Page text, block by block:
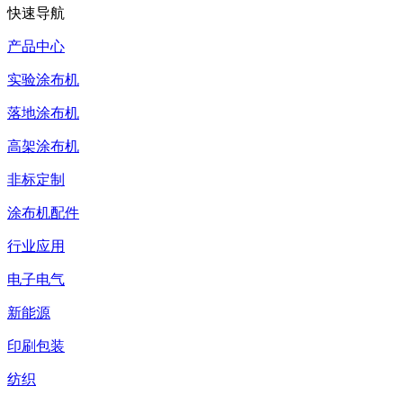
快速导航
产品中心
实验涂布机
落地涂布机
高架涂布机
非标定制
涂布机配件
行业应用
电子电气
新能源
印刷包装
纺织